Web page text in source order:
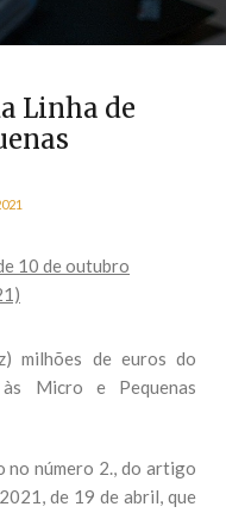
Linha de
10 de outubro
milhões de euros do
Micro e Pequenas
no número 2., do artigo
de 19 de abril, que